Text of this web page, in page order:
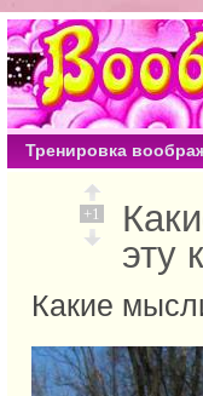
Тренировка
+1
эту
Какие